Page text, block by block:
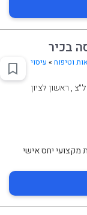
בכיר
וטיפוח» עיסוי
, ראשון לציון
מקצועי יחס אישי